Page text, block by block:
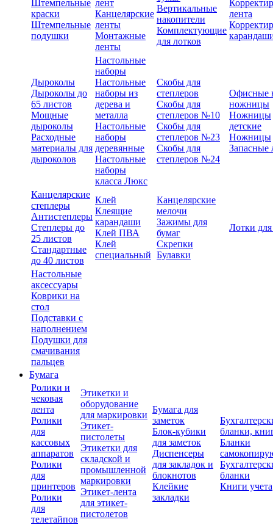
Штемпельные
краски
Штемпельные
подушки
лент
Канцелярские
ленты
Монтажные
ленты
Вертикальные
накопители
Комплектующие
для лотков
лента
Дыроколы
Дыроколы до
65 листов
Мощные
дыроколы
Расходные
материалы для
дыроколов
Настольные
наборы
Настольные
наборы из
дерева и
металла
Настольные
наборы
деревянные
Настольные
наборы
класса Люкс
Скобы для
степлеров
Скобы для
степлеров №10
Скобы для
степлеров №23
Скобы для
степлеров №24
Офисные
ножницы
Ножницы
детские
Ножницы
Запасные
Канцелярские
степлеры
Антистеплеры
Степлеры до
25 листов
Стандартные
до 40 листов
Клей
Клеящие
карандаши
Клей ПВА
Клей
специальный
Канцелярские
мелочи
Зажимы для
бумаг
Скрепки
Булавки
Лотки
Настольные
аксессуары
Коврики на
стол
Подставки с
наполнением
Подушки для
смачивания
пальцев
Бумага
Ролики и
чековая
лента
Ролики
для
кассовых
аппаратов
Ролики
для
принтеров
Ролики
для
телетайпов
Этикетки и
оборудование
для маркировки
Этикет-
пистолеты
Этикетки для
складской и
промышленной
маркировки
Этикет-лента
для этикет-
пистолетов
Бумага для
заметок
Блок-кубики
для заметок
Диспенсеры
для закладок и
блокнотов
Клейкие
закладки
бланки,
Бланки
бланки
Книги учета